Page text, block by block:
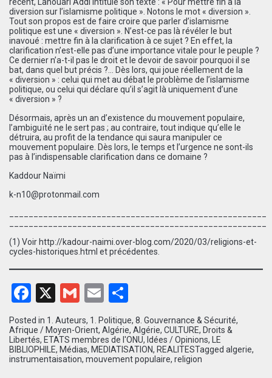
diversion sur l’islamisme politique ». Notons le mot « diversion ».
Tout son propos est de faire croire que parler d’islamisme
politique est une « diversion ». N’est-ce pas là révéler le but
inavoué : mettre fin à la clarification à ce sujet ? En effet, la
clarification n’est-elle pas d’une importance vitale pour le peuple ?
Ce dernier n’a-t-il pas le droit et le devoir de savoir pourquoi il se
bat, dans quel but précis ?… Dès lors, qui joue réellement de la
« diversion » : celui qui met au débat le problème de l’islamisme
politique, ou celui qui déclare qu’il s’agit là uniquement d’une
« diversion » ?
Désormais, après un an d’existence du mouvement populaire,
l’ambiguïté ne le sert pas ; au contraire, tout indique qu’elle le
détruira, au profit de la tendance qui saura manipuler ce
mouvement populaire. Dès lors, le temps et l’urgence ne sont-ils
pas à l’indispensable clarification dans ce domaine ?
Kaddour Naïmi
k-n10@protonmail.com
(1) Voirhttp://kadour-naimi.over-blog.com/2020/03/religions-et-
cycles-historiques.html et précédentes.
Facebook
X Gmail
Email
Posted in 1. Auteurs, 1. Politique, 8. Gouvernance & Sécurité,
Afrique / Moyen-Orient, Algérie, Algérie, CULTURE, Droits &
Libertés, ETATS membres de l'ONU, Idées / Opinions, LE
BIBLIOPHILE, Médias, MEDIATISATION, REALITESTagged algerie,
instrumentaisation, mouvement populaire, religion